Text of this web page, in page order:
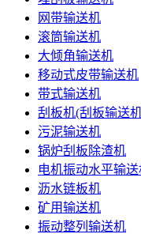
网带输送机
滚筒输送机
大倾角输送机
移动式皮带输送机
带式输送机
刮板机(刮板输送
污泥输送机
锅炉刮板除渣机
电机振动水平输
沥水链板机
矿用输送机
振动整列输送机